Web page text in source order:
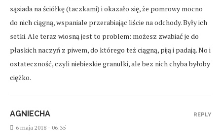
sąsiada na ściółkę (taczkami) i okazało się, że pomrowy mocno
do nich ciągną, wspaniale przerabiając liście na odchody. Były ich
setki. Ale teraz wiosną jest to problem: możesz zwabiać je do
płaskich naczyń z piwem, do którego też ciągną, piją i padają. No i
ostateczność, czyli niebieskie granulki, ale bez nich chyba byłoby
ciężko.
AGNIECHA
6 maja 2018 - 06:35
REPLY